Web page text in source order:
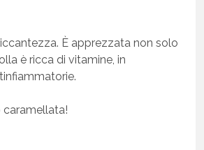
È apprezzata non solo
è ricca di vitamine, in
caramellata!